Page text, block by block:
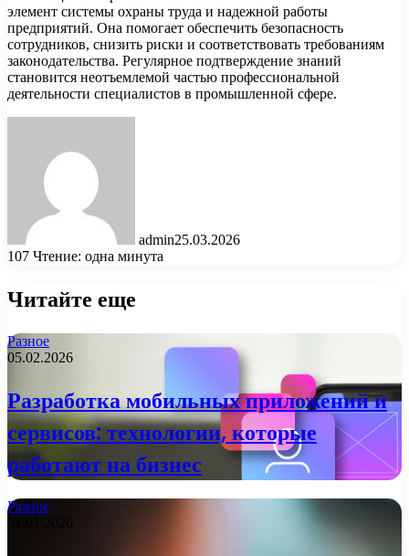
элемент системы охраны труда и надежной работы
предприятий. Она помогает обеспечить безопасность
сотрудников, снизить риски и соответствовать требованиям
законодательства. Регулярное подтверждение знаний
становится неотъемлемой частью профессиональной
деятельности специалистов в промышленной сфере.
admin25.03.2026
107 Чтение: одна минута
Читайте еще
Разное
05.02.2026
Разработка мобильных приложений и
сервисов: технологии, которые
работают на бизнес
Разное